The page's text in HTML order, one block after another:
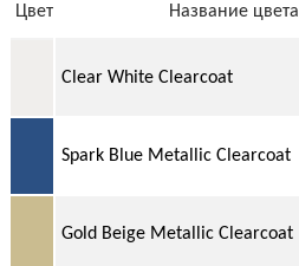
Цвет Название цвета
Clear White Clearcoat
Spark Blue Metallic Clearcoat
Gold Beige Metallic Clearcoat